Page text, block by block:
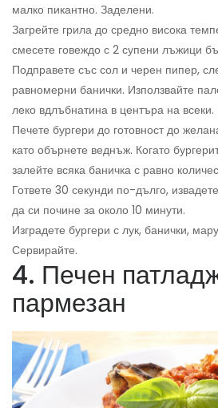
малко пикантно. Заделени.
Загрейте грила до средно висока
смесете говеждо с 2 супени лъжици
Подправете със сол и черен пипер,
равномерни банички. Използвайте
леко вдлъбнатина в центъра на всеки.
Печете бургери до готовност до
като обърнете веднъж. Когато
залейте всяка баничка с равно
Гответе 30 секунди по-дълго,
да си почине за около 10 минути.
Изградете бургери с лук, банички,
Сервирайте.
4. Печен
пармезан